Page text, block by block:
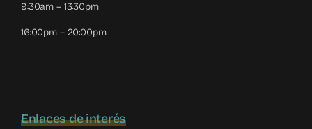
9:30am – 13:30pm
16:00pm – 20:00pm
Enlaces de interés